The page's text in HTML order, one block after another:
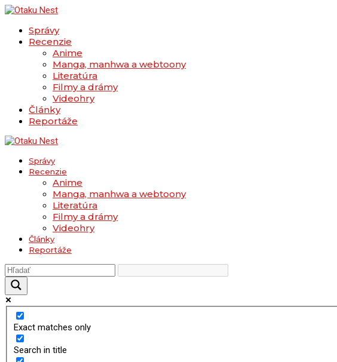
Správy
Recenzie
Anime
Manga, manhwa a webtoony
Literatúra
Filmy a drámy
Videohry
Články
Reportáže
Správy
Recenzie
Anime
Manga, manhwa a webtoony
Literatúra
Filmy a drámy
Videohry
Články
Reportáže
Exact matches only
Search in title